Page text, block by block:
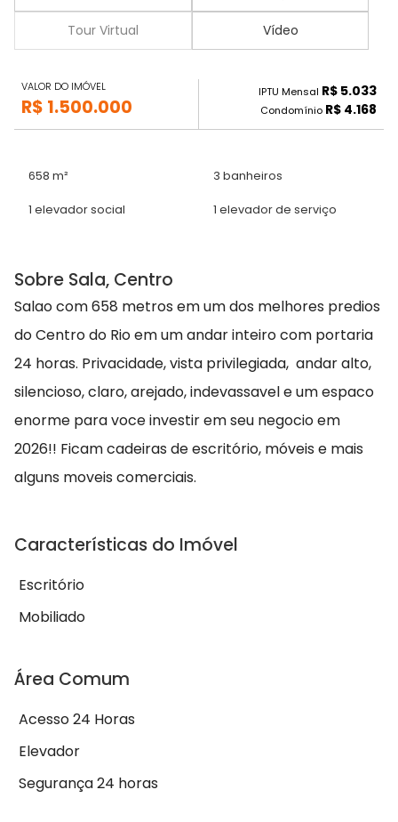
Tour Virtual Vídeo
VALOR DO IMÓVEL
R$ 1.500.000
IPTU Mensal R$ 5.033
Condomínio R$ 4.168
658 m² 3 banheiros
1 elevador social 1 elevador de serviço
Sobre Sala, Centro
Salao com 658 metros em um dos melhores predios
do Centro do Rio em um andar inteiro com portaria
24 horas. Privacidade, vista privilegiada, andar alto,
silencioso, claro, arejado, indevassavel e um espaco
enorme para voce investir em seu negocio em
2026!! Ficam cadeiras de escritório, móveis e mais
alguns moveis comerciais.
Características do Imóvel
Escritório
Mobiliado
Área Comum
Acesso 24 Horas
Elevador
Segurança 24 horas